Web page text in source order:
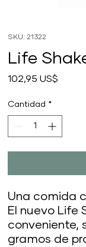
SKU: 21322
Life
102,95 US$
Cantidad *
Una comida
El nuevo Life
conveniente,
gramos de